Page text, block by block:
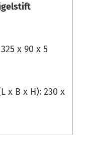
x 90 x 5
x B x H): 230 x